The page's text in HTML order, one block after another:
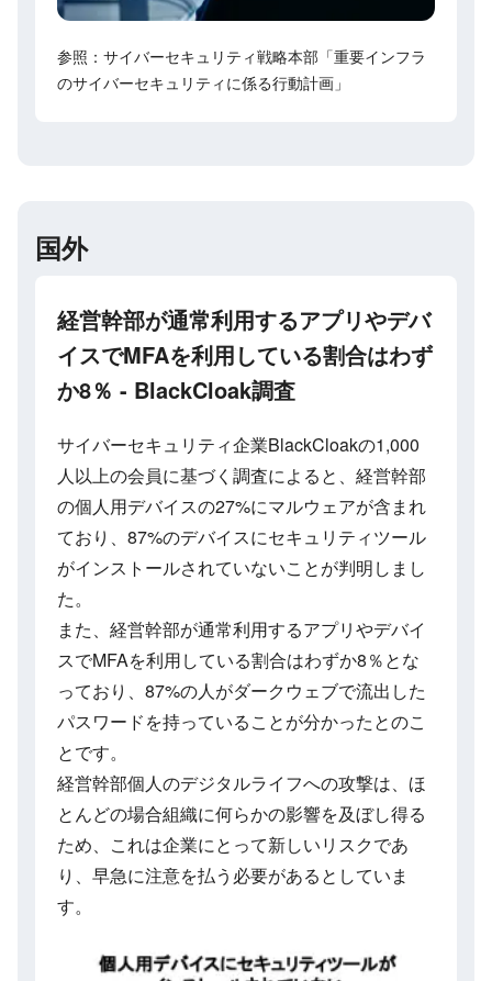
参照：サイバーセキュリティ戦略本部「重要インフラ
のサイバーセキュリティに係る行動計画」
国外
経営幹部が通常利用するアプリやデバ
イスでMFAを利用している割合はわず
か8％ - BlackCloak調査
サイバーセキュリティ企業BlackCloakの1,000
人以上の会員に基づく調査によると、経営幹部
の個人用デバイスの27%にマルウェアが含まれ
ており、87%のデバイスにセキュリティツール
がインストールされていないことが判明しまし
た。
また、経営幹部が通常利用するアプリやデバイ
スでMFAを利用している割合はわずか8％とな
っており、87%の人がダークウェブで流出した
パスワードを持っていることが分かったとのこ
とです。
経営幹部個人のデジタルライフへの攻撃は、ほ
とんどの場合組織に何らかの影響を及ぼし得る
ため、これは企業にとって新しいリスクであ
り、早急に注意を払う必要があるとしていま
す。